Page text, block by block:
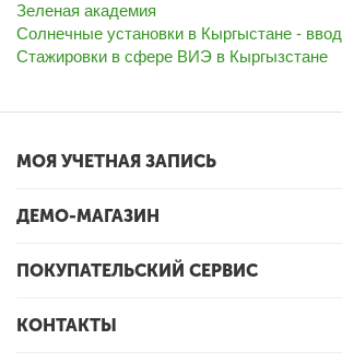
Зеленая академия
Солнечные установки в Кыргыстане -
Стажировки в сфере ВИЭ в Кыргызстане
МОЯ УЧЕТНАЯ ЗАПИСЬ
ДЕМО-МАГАЗИН
ПОКУПАТЕЛЬСКИЙ СЕРВИС
КОНТАКТЫ